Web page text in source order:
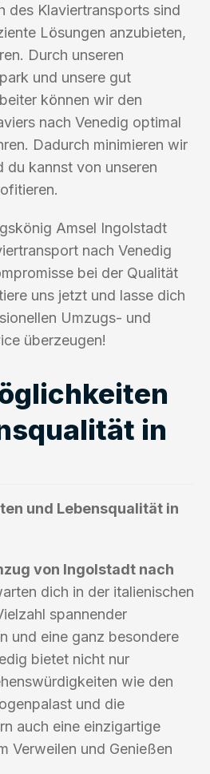
des Klaviertransports sind
Lösungen anzubieten,
Durch unseren
und unsere gut
können wir den
nach Venedig optimal
Dadurch minimieren wir
du kannst von unseren
Amsel Ingolstadt
nach Venedig
bei der Qualität
uns jetzt und lasse dich
Umzugs- und
überzeugen!
in
und Lebensqualität in
von Ingolstadt nach
dich in der italienischen
spannender
und eine ganz besondere
bietet nicht nur
wie den
und die
auch eine einzigartige
Verweilen und Genießen